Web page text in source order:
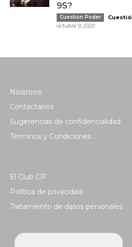
9S?
Cuestión Poder
octubre 9, 2020
Nosotros
Contáctanos
Sugerencias de confidencialidad
Términos y Condiciones
El Club CP
Política de privacidad
Tratamiento de datos personales